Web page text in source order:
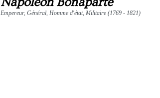
Empereur, Général, Homme d'état, Militaire (1769 - 1821)